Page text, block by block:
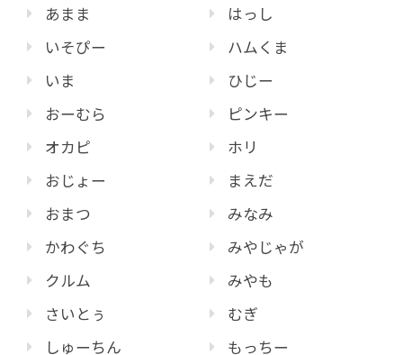
あまま
いそぴー
いま
おーむら
オカピ
おじょー
おまつ
かわぐち
クルム
さいとぅ
しゅーちん
はっし
ハムくま
ひじー
ピンキー
ホリ
まえだ
みなみ
みやじゃが
みやも
むぎ
もっちー